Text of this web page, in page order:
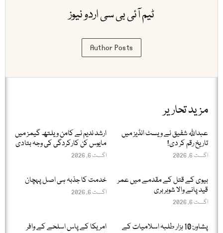
ٹیم آئی بی سی اردو نیوز
Author Posts
مزید تحاریر
عبداللّٰہ شفیق نے ویسٹ انڈیز میں
تاریخ رقم کر دی!
اگست 6, 2026
ارشد ندیم نے کامن ویلتھ گیمز میں
مایوس کن کارکردگی کی وجہ بتادی
اگست 6, 2026
بیوی کے قتل کے مقدمے میں عمر
قید پانے والا شوہر بری
اگست 6, 2026
خدمت کا جذبہ ہی اصل پہچان
اگست 6, 2026
پشاور: 10 ہزار طلبہ اسلامیات کے
امریکا کے پاس اسلحے کے وافر